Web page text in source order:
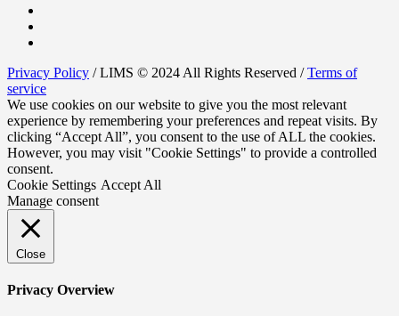
Privacy Policy / LIMS © 2024 All Rights Reserved /Terms of
service
We use cookies on our website to give you the most relevant
experience by remembering your preferences and repeat visits. By
clicking “Accept All”, you consent to the use of ALL the cookies.
However, you may visit "Cookie Settings" to provide a controlled
consent.
Cookie Settings Accept All
Manage consent
Close
Privacy Overview